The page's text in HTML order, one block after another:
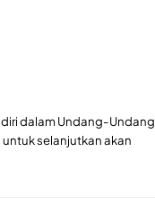
dalam Undang-Undang
selanjutkan akan